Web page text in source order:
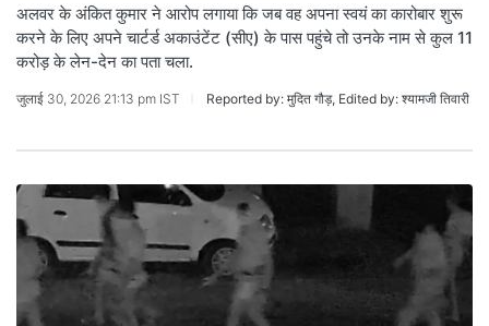
अलवर के अंकित कुमार ने आरोप लगाया कि जब वह अपना स्वयं का कारोबार शुरू
करने के लिए अपने चार्टर्ड अकाउंटेंट (सीए) के पास पहुंचे तो उनके नाम से कुल 11
करोड़ के लेन-देन का पता चला.
जुलाई 30, 2026 21:13 pm IST Reported by: मुदित गौड़, Edited by: श्यामजी तिवारी